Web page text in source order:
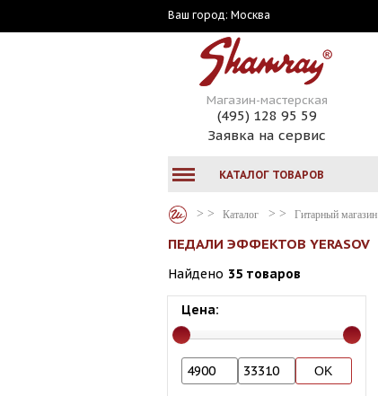
Ваш город: Москва
Магазин-мастерская
(495) 128 95 59
Заявка на сервис
КАТАЛОГ ТОВАРОВ
Каталог Гитарный магазин
ПЕДАЛИ ЭФФЕКТОВ YERASOV
Найдено 35 товаров
Цена: